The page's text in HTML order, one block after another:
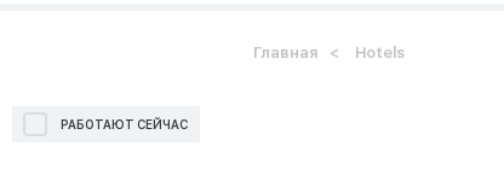
Главная Hotels
РАБОТАЮТ СЕЙЧАС